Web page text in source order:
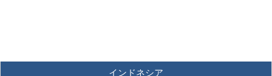
インドネシア